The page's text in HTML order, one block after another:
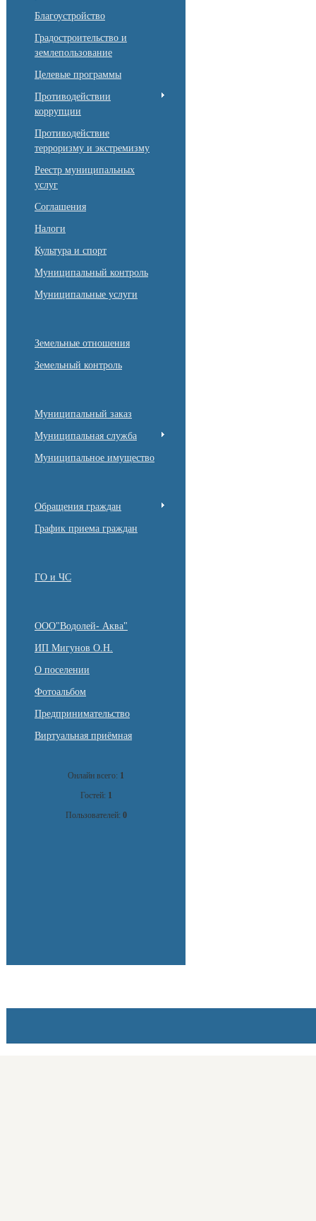
Благоустройство
Градостроительство и
землепользование
Целевые программы
Противодействии
коррупции
Противодействие
терроризму и экстремизму
Реестр муниципальных
услуг
Соглашения
Налоги
Культура и спорт
Муниципальный контроль
Муниципальные услуги
Земельные отношения
Земельный контроль
Муниципальный заказ
Муниципальная служба
Муниципальное имущество
Обращения граждан
График приема граждан
ГО и ЧС
ООО"Водолей- Аква"
ИП Мигунов О.Н.
О поселении
Фотоальбом
Предпринимательство
Виртуальная приёмная
Онлайн всего: 1
Гостей: 1
Пользователей: 0